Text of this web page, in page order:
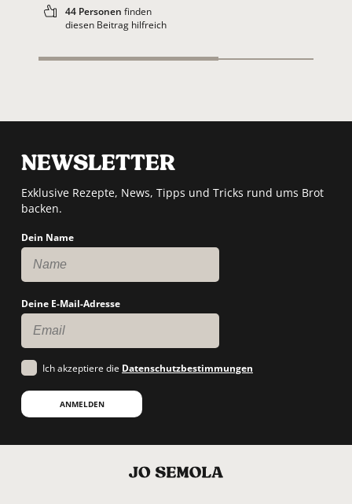
44 Personen finden
diesen Beitrag hilfreich
NEWSLETTER
Exklusive Rezepte, News, Tipps und Tricks rund ums Brot
backen.
Dein Name
Deine E-Mail-Adresse
Ich akzeptiere die Datenschutzbestimmungen
ANMELDEN